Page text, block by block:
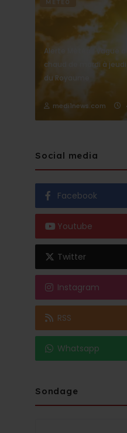
METÉO
Alerte Météo : Vague
chaud de mardi à
du Royaume
medi1news.com
Social media
Facebook
Youtube
Twitter
Instagram
RSS
Whatsapp
Sondage